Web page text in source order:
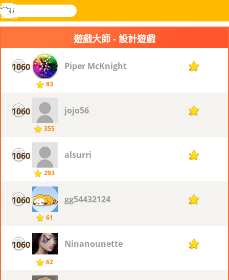
樂和遊
搜
尋
登入
功
遊戲大師 - 設計遊戲
1060
83
Piper McKnight 2
1060
355
jojo56 2
1060
293
alsurri 2
1060
61
gg54432124 2
1060
62
Ninanounette 2